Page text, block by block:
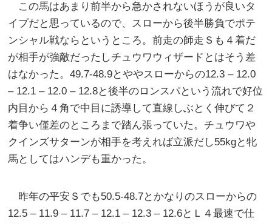
この馬はあまり前半から急かされないほうが良いタ
イプだと思っているので、スローから後半勝負でポテ
ンシャル戦ならというところ。前走の師走Ｓも４着だ
が相手が強敵だったしチュウワウィザードとはそう差
はなかった。49.7-48.9とややスローからの12.3 – 12.0
– 12.1 – 12.0 – 12.8と後半のロンスパという流れで好位
内目から４角で中目に誘導して直線しぶとく伸びて２
着争い僅差のところまで踏ん張っていた。チュウワや
クインズサターンが相手を考えれば立派だし55kgと牝
馬としてはハンデも重かった。
昨年の平安Ｓでも50.5-48.7とかなりのスローからの
12.5 – 11.9 – 11.7 – 12.1 – 12.3 – 12.6とＬ４最速で仕